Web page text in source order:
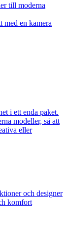
till moderna
med en kamera
i ett enda paket.
modeller, så att
eller
och designer
komfort